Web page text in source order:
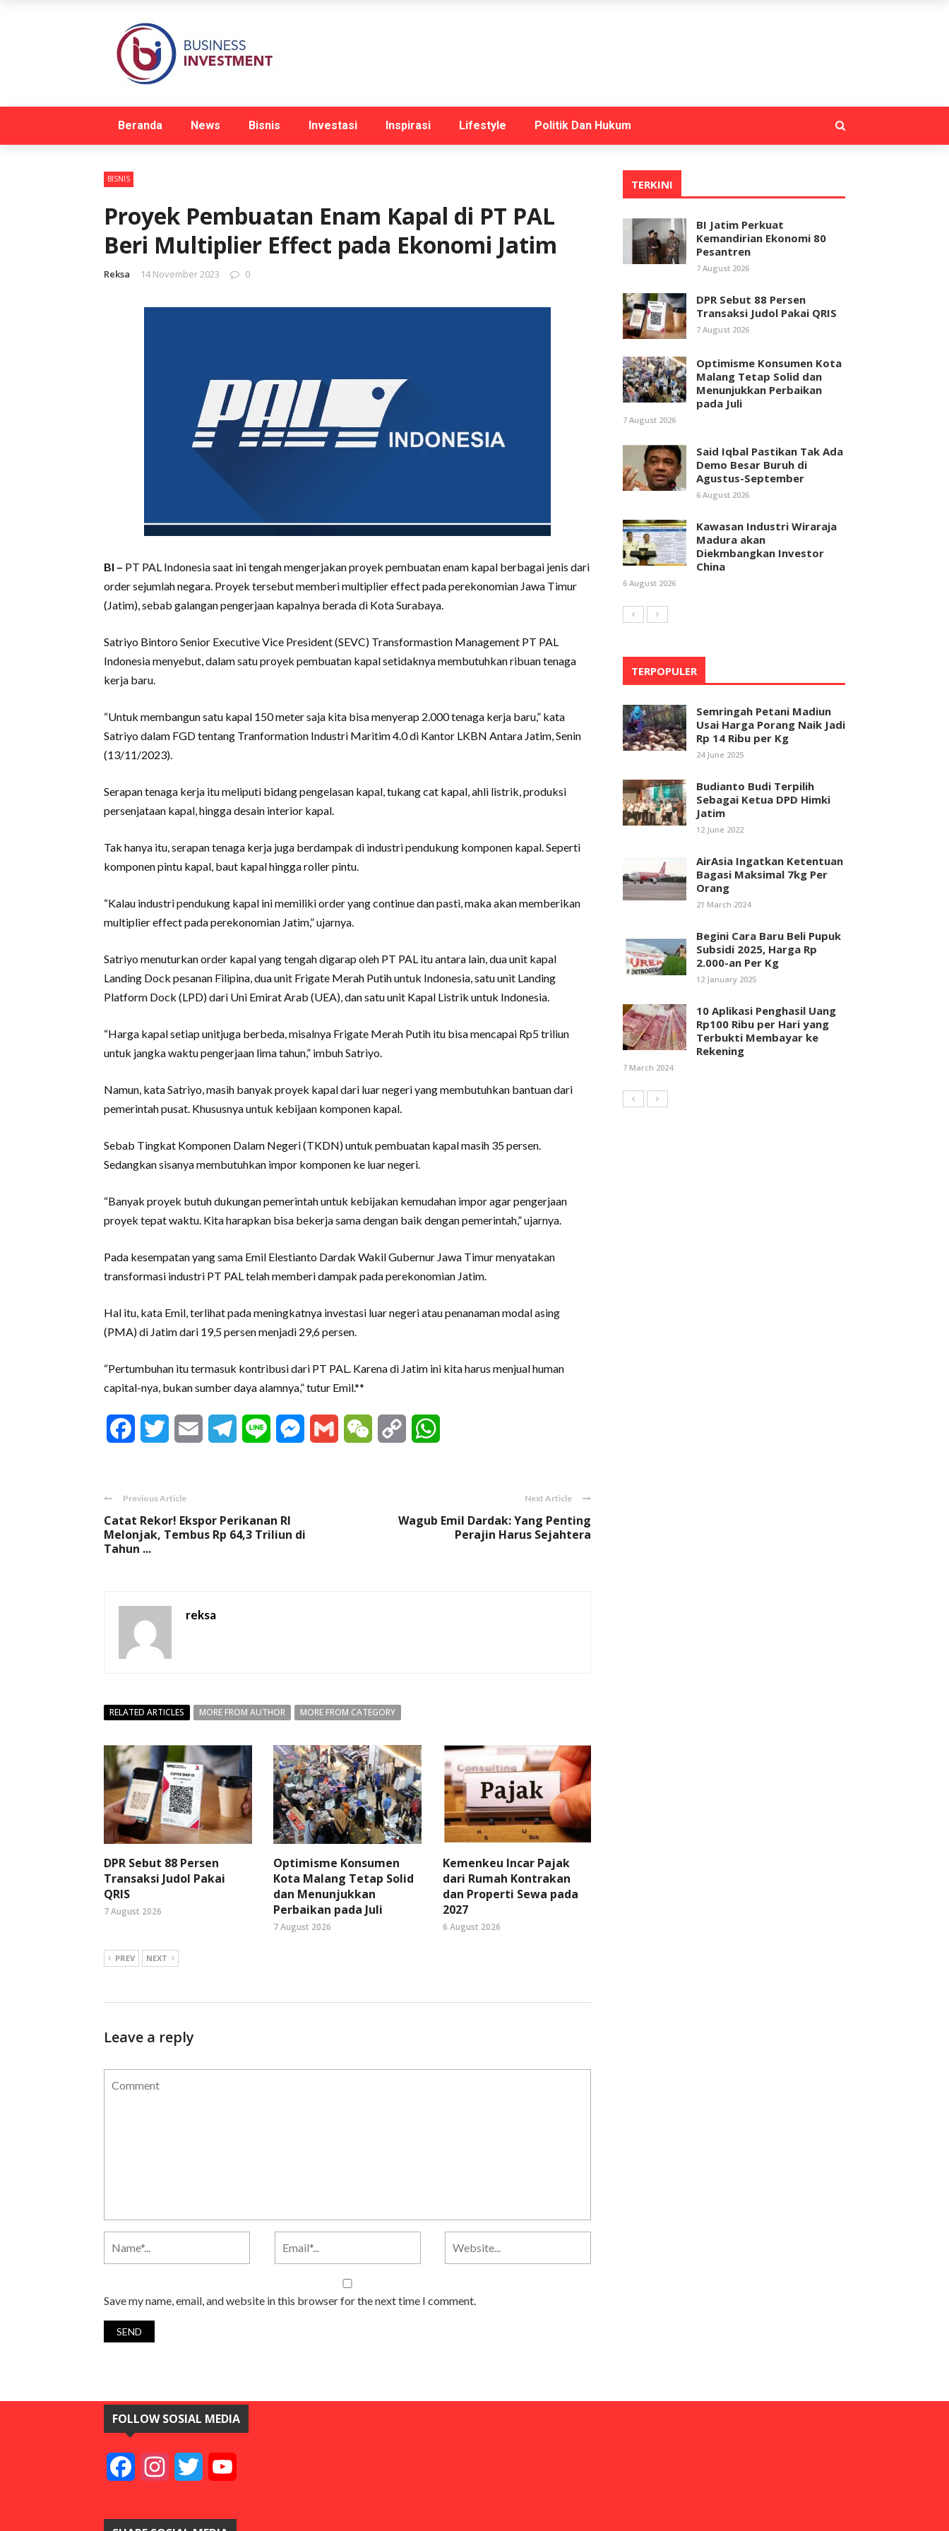
Beranda News Bisnis Investasi Inspirasi Lifestyle Politik Dan Hukum
BISNIS
Proyek Pembuatan Enam Kapal di PT PAL
Beri Multiplier Effect pada Ekonomi Jatim
Reksa 14 November 2023 0
BI – PT PAL Indonesia saat ini tengah mengerjakan proyek pembuatan enam kapal berbagai jenis dari
order sejumlah negara. Proyek tersebut memberi multiplier effect pada perekonomian Jawa Timur
(Jatim), sebab galangan pengerjaan kapalnya berada di Kota Surabaya.
Satriyo Bintoro Senior Executive Vice President (SEVC) Transformastion Management PT PAL
Indonesia menyebut, dalam satu proyek pembuatan kapal setidaknya membutuhkan ribuan tenaga
kerja baru.
“Untuk membangun satu kapal 150 meter saja kita bisa menyerap 2.000 tenaga kerja baru,” kata
Satriyo dalam FGD tentang Tranformation Industri Maritim 4.0 di Kantor LKBN Antara Jatim, Senin
(13/11/2023).
Serapan tenaga kerja itu meliputi bidang pengelasan kapal, tukang cat kapal, ahli listrik, produksi
persenjataan kapal, hingga desain interior kapal.
Tak hanya itu, serapan tenaga kerja juga berdampak di industri pendukung komponen kapal. Seperti
komponen pintu kapal, baut kapal hingga roller pintu.
“Kalau industri pendukung kapal ini memiliki order yang continue dan pasti, maka akan memberikan
multiplier effect pada perekonomian Jatim,” ujarnya.
Satriyo menuturkan order kapal yang tengah digarap oleh PT PAL itu antara lain, dua unit kapal
Landing Dock pesanan Filipina, dua unit Frigate Merah Putih untuk Indonesia, satu unit Landing
Platform Dock (LPD) dari Uni Emirat Arab (UEA), dan satu unit Kapal Listrik untuk Indonesia.
“Harga kapal setiap unitjuga berbeda, misalnya Frigate Merah Putih itu bisa mencapai Rp5 triliun
untuk jangka waktu pengerjaan lima tahun,” imbuh Satriyo.
Namun, kata Satriyo, masih banyak proyek kapal dari luar negeri yang membutuhkan bantuan dari
pemerintah pusat. Khususnya untuk kebijaan komponen kapal.
Sebab Tingkat Komponen Dalam Negeri (TKDN) untuk pembuatan kapal masih 35 persen.
Sedangkan sisanya membutuhkan impor komponen ke luar negeri.
“Banyak proyek butuh dukungan pemerintah untuk kebijakan kemudahan impor agar pengerjaan
proyek tepat waktu. Kita harapkan bisa bekerja sama dengan baik dengan pemerintah,” ujarnya.
Pada kesempatan yang sama Emil Elestianto Dardak Wakil Gubernur Jawa Timur menyatakan
transformasi industri PT PAL telah memberi dampak pada perekonomian Jatim.
Hal itu, kata Emil, terlihat pada meningkatnya investasi luar negeri atau penanaman modal asing
(PMA) di Jatim dari 19,5 persen menjadi 29,6 persen.
“Pertumbuhan itu termasuk kontribusi dari PT PAL. Karena di Jatim ini kita harus menjual human
capital-nya, bukan sumber daya alamnya,” tutur Emil.**
FacebookTwitter Email Telegram
Line Messenger
Gmail WeChat Copy
Previous Article
Catat Rekor! Ekspor Perikanan RI
Melonjak, Tembus Rp 64,3 Triliun di
Tahun ...
Next Article
Wagub Emil Dardak: Yang Penting
Perajin Harus Sejahtera
reksa
RELATED ARTICLES MORE FROM AUTHOR MORE FROM CATEGORY
DPR Sebut 88 Persen
Transaksi Judol Pakai
QRIS
7 August 2026
Optimisme Konsumen
Kota Malang Tetap Solid
dan Menunjukkan
Perbaikan pada Juli
7 August 2026
Kemenkeu Incar Pajak
dari Rumah Kontrakan
dan Properti Sewa pada
2027
6 August 2026
PREV NEXT
Leave a reply
Save my name, email, and website in this browser for the next time I comment.
TERKINI
BI Jatim Perkuat
Kemandirian Ekonomi 80
Pesantren
7 August 2026
DPR Sebut 88 Persen
Transaksi Judol Pakai QRIS
7 August 2026
Optimisme Konsumen Kota
Malang Tetap Solid dan
Menunjukkan Perbaikan
pada Juli
7 August 2026
Said Iqbal Pastikan Tak Ada
Demo Besar Buruh di
Agustus-September
6 August 2026
Kawasan Industri Wiraraja
Madura akan
Diekmbangkan Investor
China
6 August 2026
TERPOPULER
Semringah Petani Madiun
Usai Harga Porang Naik Jadi
Rp 14 Ribu per Kg
24 June 2025
Budianto Budi Terpilih
Sebagai Ketua DPD Himki
Jatim
12 June 2022
AirAsia Ingatkan Ketentuan
Bagasi Maksimal 7kg Per
Orang
21 March 2024
Begini Cara Baru Beli Pupuk
Subsidi 2025, Harga Rp
2.000-an Per Kg
12 January 2025
10 Aplikasi Penghasil Uang
Rp100 Ribu per Hari yang
Terbukti Membayar ke
Rekening
7 March 2024
FOLLOW SOSIAL MEDIA
FacebookInstagramTwitter